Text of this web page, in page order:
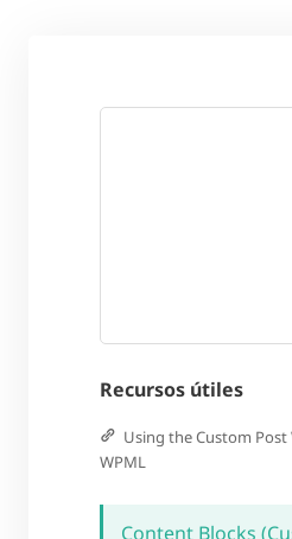
Recursos útiles
Using the Custom
WPML
Content Blocks